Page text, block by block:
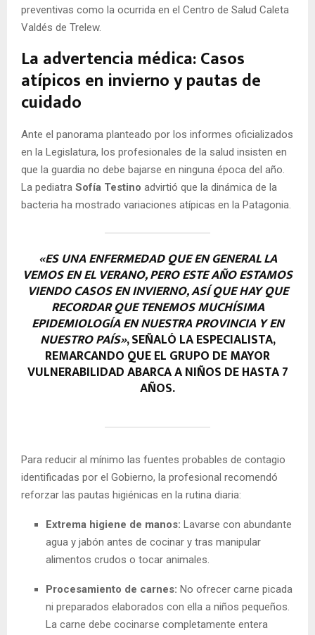
preventivas como la ocurrida en el Centro de Salud Caleta
Valdés de Trelew.
La advertencia médica: Casos
atípicos en invierno y pautas de
cuidado
Ante el panorama planteado por los informes oficializados
en la Legislatura, los profesionales de la salud insisten en
que la guardia no debe bajarse en ninguna época del año.
La pediatra Sofía Testino advirtió que la dinámica de la
bacteria ha mostrado variaciones atípicas en la Patagonia.
«ES UNA ENFERMEDAD QUE EN GENERAL LA
VEMOS EN EL VERANO, PERO ESTE AÑO ESTAMOS
VIENDO CASOS EN INVIERNO, ASÍ QUE HAY QUE
RECORDAR QUE TENEMOS MUCHÍSIMA
EPIDEMIOLOGÍA EN NUESTRA PROVINCIA Y EN
NUESTRO PAÍS», SEÑALÓ LA ESPECIALISTA,
REMARCANDO QUE EL GRUPO DE MAYOR
VULNERABILIDAD ABARCA A NIÑOS DE HASTA 7
AÑOS.
Para reducir al mínimo las fuentes probables de contagio
identificadas por el Gobierno, la profesional recomendó
reforzar las pautas higiénicas en la rutina diaria:
Extrema higiene de manos: Lavarse con abundante
agua y jabón antes de cocinar y tras manipular
alimentos crudos o tocar animales.
Procesamiento de carnes: No ofrecer carne picada
ni preparados elaborados con ella a niños pequeños.
La carne debe cocinarse completamente entera